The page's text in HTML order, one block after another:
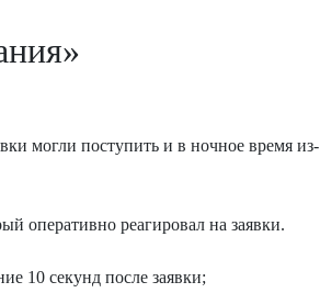
могли поступить и в ночное время из-
оперативно реагировал на заявки.
10 секунд после заявки;